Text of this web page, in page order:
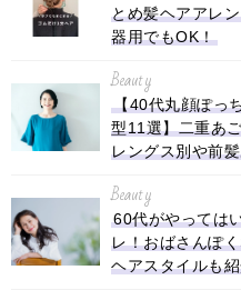
とめ髪ヘアアレ
器用でもOK！
Beauty
【40代丸顔ぽっ
型11選】二重あ
レングス別や前
Beauty
60代がやっては
レ！おばさんぽ
ヘアスタイルも